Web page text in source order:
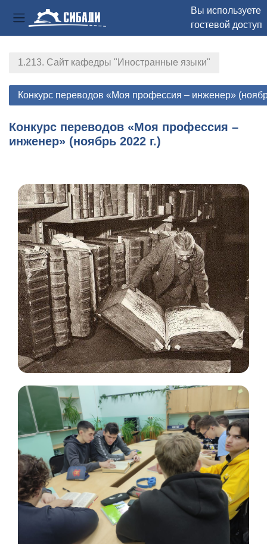
Боковая панель
Вы используете
гостевой доступ
1.213. Сайт кафедры "Иностранные языки"
Конкурс переводов «Моя профессия – инженер»
Конкурс переводов «Моя профессия –
инженер» (ноябрь 2022 г.)